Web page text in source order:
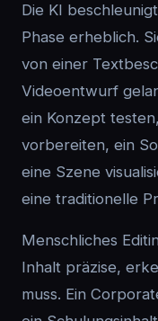
Die KI
Phase erheblich.
von einer
Videoentwurf
ein Konzept
vorbereiten, ein
eine Szene
eine traditionelle
Menschliches
Inhalt präzise,
muss. Ein